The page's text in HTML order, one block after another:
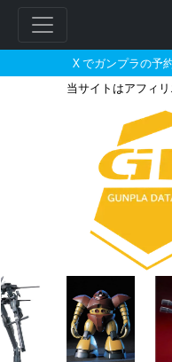
X でガンプラの予
当サイトはアフィ
MG 1/100 ガ
ー
ド
検
索